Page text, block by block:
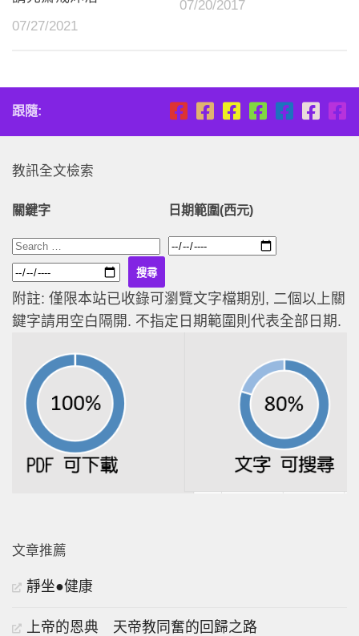
07/27/2021
07/20/2017
跟隨:
教訊全文檢索
關鍵字 日期範圍(西元)
附註: 僅限本站已收錄可瀏覽文字檔期別, 二個以上關
鍵字請用空白隔開. 不指定日期範圍則代表全部日期.
文章推薦
靜坐●健康
上帝的恩典 天帝教同奮的回歸之路